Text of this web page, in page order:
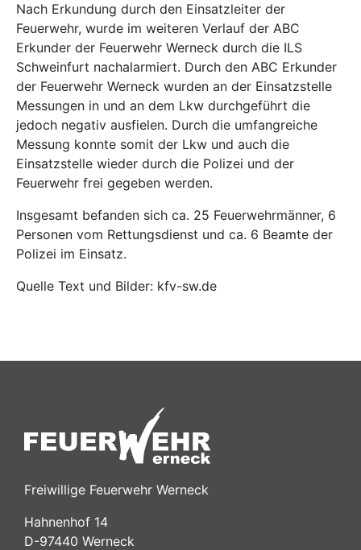
Nach Erkundung durch den Einsatzleiter der
Feuerwehr, wurde im weiteren Verlauf der ABC
Erkunder der Feuerwehr Werneck durch die ILS
Schweinfurt nachalarmiert. Durch den ABC Erkunder
der Feuerwehr Werneck wurden an der Einsatzstelle
Messungen in und an dem Lkw durchgeführt die
jedoch negativ ausfielen. Durch die umfangreiche
Messung konnte somit der Lkw und auch die
Einsatzstelle wieder durch die Polizei und der
Feuerwehr frei gegeben werden.
Insgesamt befanden sich ca. 25 Feuerwehrmänner, 6
Personen vom Rettungsdienst und ca. 6 Beamte der
Polizei im Einsatz.
Quelle Text und Bilder: kfv-sw.de
Freiwillige Feuerwehr Werneck
Hahnenhof 14
D-97440 Werneck